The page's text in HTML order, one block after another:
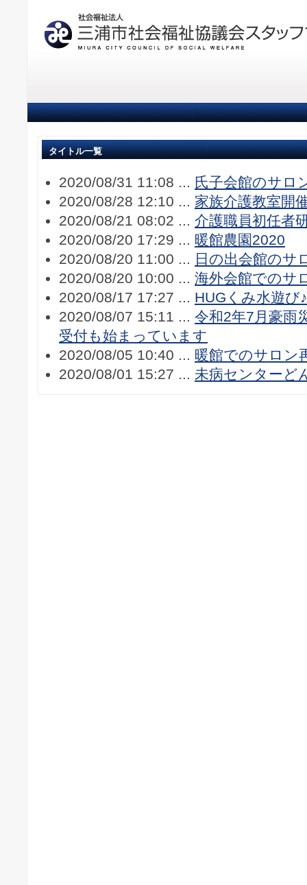
タイトル一覧
2020/08/31 11:08 ... 氏子会館のサロ
2020/08/28 12:10 ... 家族介護教室開
2020/08/21 08:02 ... 介護職員初任者
2020/08/20 17:29 ... 暖館農園2020
2020/08/20 11:00 ... 日の出会館のサ
2020/08/20 10:00 ... 海外会館でのサ
2020/08/17 17:27 ... HUGくみ水遊び♪
2020/08/07 15:11 ... 令和2年7月豪
受付も始まっています
2020/08/05 10:40 ... 暖館でのサロン
2020/08/01 15:27 ... 未病センター